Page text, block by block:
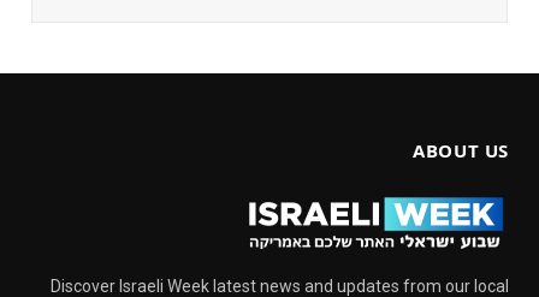
ABOUT US
Discover Israeli Week latest news and updates from our local